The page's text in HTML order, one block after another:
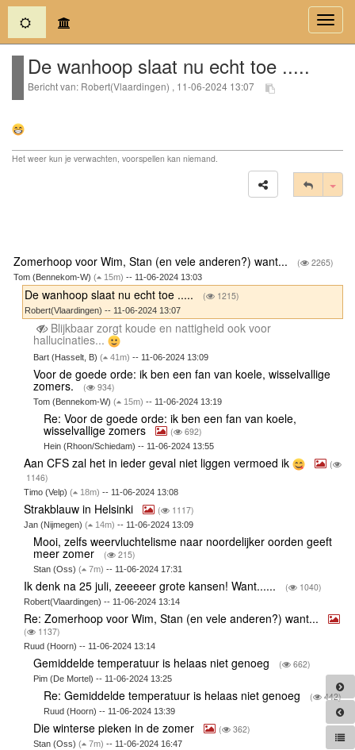
(current)
De wanhoop slaat nu echt toe .....
Bericht van: Robert(Vlaardingen) , 11-06-2024 13:07
Het weer kun je verwachten, voorspellen kan niemand.
Zomerhoop voor Wim, Stan (en vele anderen?) want... ( 2265)
Tom (Bennekom-W) ( 15m) -- 11-06-2024 13:03
De wanhoop slaat nu echt toe ..... ( 1215)
Robert(Vlaardingen) -- 11-06-2024 13:07
Blijkbaar zorgt koude en nattigheid ook voor
hallucinaties...
Bart (Hasselt, B)( 41m) -- 11-06-2024 13:09
Voor de goede orde: ik ben een fan van koele, wisselvallige
zomers. ( 934)
Tom (Bennekom-W)( 15m) -- 11-06-2024 13:19
Re: Voor de goede orde: ik ben een fan van koele,
wisselvallige zomers ( 692)
Hein (Rhoon/Schiedam) -- 11-06-2024 13:55
Aan CFS zal het in ieder geval niet liggen vermoed ik
(
1146)
Timo (Velp) ( 18m) -- 11-06-2024 13:08
Strakblauw in Helsinki ( 1117)
Jan (Nijmegen) ( 14m) -- 11-06-2024 13:09
Mooi, zelfs weervluchtelisme naar noordelijker oorden geeft
meer zomer ( 215)
Stan (Oss)( 7m) -- 11-06-2024 17:31
Ik denk na 25 juli, zeeeeer grote kansen! Want...... ( 1040)
Robert(Vlaardingen) -- 11-06-2024 13:14
Re: Zomerhoop voor Wim, Stan (en vele anderen?) want...
( 1137)
Ruud (Hoorn) -- 11-06-2024 13:14
Gemiddelde temperatuur is helaas niet genoeg ( 662)
Pim (De Mortel) -- 11-06-2024 13:25
Re: Gemiddelde temperatuur is helaas niet genoeg ( 442)
Ruud (Hoorn) -- 11-06-2024 13:39
Die winterse pieken in de zomer ( 362)
Stan (Oss)( 7m) -- 11-06-2024 16:47